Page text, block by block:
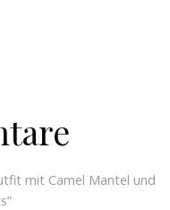
mit Camel Mantel und